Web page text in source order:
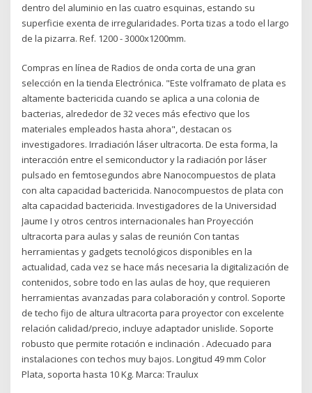
dentro del aluminio en las cuatro esquinas, estando su
superficie exenta de irregularidades. Porta tizas a todo el largo
de la pizarra. Ref. 1200 - 3000x1200mm.
Compras en línea de Radios de onda corta de una gran
selección en la tienda Electrónica. "Este volframato de plata es
altamente bactericida cuando se aplica a una colonia de
bacterias, alrededor de 32 veces más efectivo que los
materiales empleados hasta ahora", destacan os
investigadores. Irradiación láser ultracorta. De esta forma, la
interacción entre el semiconductor y la radiación por láser
pulsado en femtosegundos abre Nanocompuestos de plata
con alta capacidad bactericida. Nanocompuestos de plata con
alta capacidad bactericida. Investigadores de la Universidad
Jaume I y otros centros internacionales han Proyección
ultracorta para aulas y salas de reunión Con tantas
herramientas y gadgets tecnológicos disponibles en la
actualidad, cada vez se hace más necesaria la digitalización de
contenidos, sobre todo en las aulas de hoy, que requieren
herramientas avanzadas para colaboración y control. Soporte
de techo fijo de altura ultracorta para proyector con excelente
relación calidad/precio, incluye adaptador unislide. Soporte
robusto que permite rotación e inclinación . Adecuado para
instalaciones con techos muy bajos. Longitud 49 mm Color
Plata, soporta hasta 10 Kg. Marca: Traulux